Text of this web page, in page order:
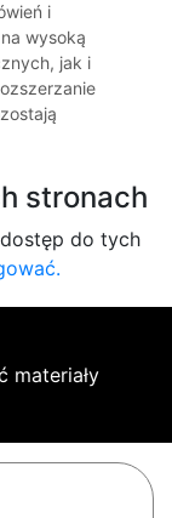
i
wysoką
jak i
stronach
do tych
materiały